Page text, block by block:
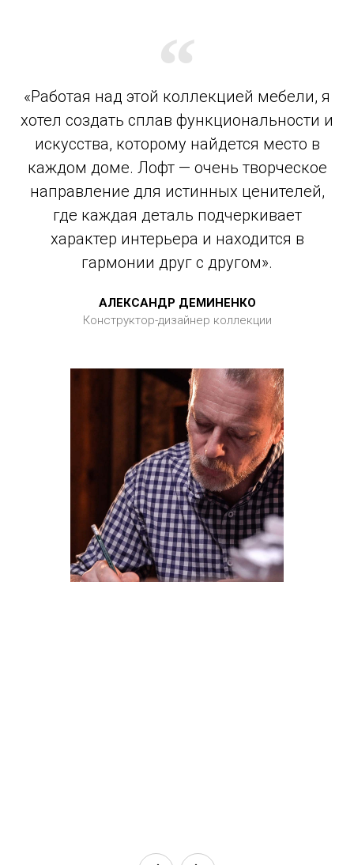
«Работая над этой коллекцией мебели, я
хотел создать сплав функциональности и
искусства, которому найдется место в
каждом доме. Лофт — очень творческое
направление для истинных ценителей,
где каждая деталь подчеркивает
характер интерьера и находится в
гармонии друг с другом».
АЛЕКСАНДР ДЕМИНЕНКО
Конструктор-дизайнер коллекции